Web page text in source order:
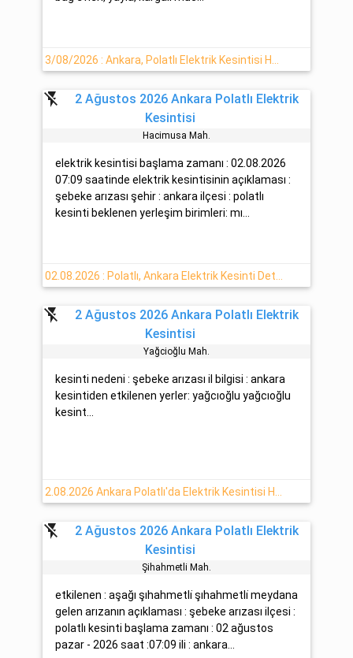
flash_off
2 Ağustos 2026 Ankara Polatlı Elektrik
Kesintisi
Hacimusa Mah.
elektrik kesintisi başlama zamanı : 02.08.2026
07:09 saatinde elektrik kesintisinin açıklaması :
şebeke arızası şehir : ankara ilçesi : polatlı
kesinti beklenen yerleşim birimleri: mı...
flash_off
2 Ağustos 2026 Ankara Polatlı Elektrik
Kesintisi
Yağcioğlu Mah.
kesinti nedeni : şebeke arızası il bilgisi : ankara
kesintiden etkilenen yerler: yağcıoğlu yağcıoğlu
kesint...
flash_off
2 Ağustos 2026 Ankara Polatlı Elektrik
Kesintisi
Şihahmetli̇ Mah.
etkilenen : aşağı şıhahmetli̇ şıhahmetli̇ meydana
gelen arızanın açıklaması : şebeke arızası ilçesi :
polatlı kesinti başlama zamanı : 02 ağustos
pazar - 2026 saat :07:09 ili : ankara...